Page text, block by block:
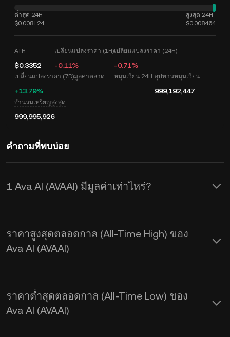
ต่ำสุด 24H
$0.008124
สูงสุด 24H
$0.008464
ATH
$0.3352
เปลี่ยนแปลงราคา (1H)
-0.11%
เปลี่ยนแปลงราคา (24H)
-0.71%
เปลี่ยนแปลงราคา (7D)
+13.79%
มูลค่าตลาด หมุนเวียน 24H อุปทานหมุนเวียน
999,192,447
จำนวนเหรียญสูงสุด
999,995,926
คำถามที่พบบ่อย
1 Ava AI (AVAAI) มีมูลค่าเท่าไหร่?
KuCoin มีการอัปเดตราคาในสกุล USD
แบบเรียลไทม์สำหรับ Ava AI (AVAAI) ซึ่ง
ราคา Ava AI จะได้รับผลกระทบจาก
แลกเปลี่ยนจากAVAAI เป็น USDแบบเรี
ยลไทม์
ราคาสูงสุดตลอดกาล (All-Time High) ของ
Ava AI (AVAAI)
ราคาต่ำสุดตลอดกาล (All-Time Low) ของ
Ava AI (AVAAI)